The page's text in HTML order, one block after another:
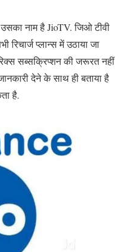
नाम है JioTV. जिओ टीवी
रिचार्ज प्लान्स में उठाया जा
सब्सक्रिप्शन की जरूरत नहीं
देने के साथ ही बताया है
है.